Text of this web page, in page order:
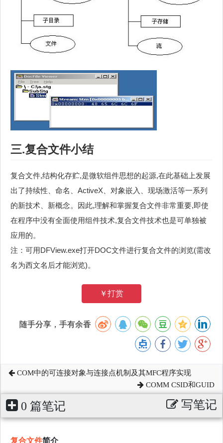
三.复合文件小结
复合文件,结构化存贮,是微软组件思想的起源,在此基础上发展
出了持续性、命名、ActiveX、对象嵌入、现场激活等一系列
的新技术、新概念。因此,理解和掌握复合文件非常重要,即使
在程序中没有全面使用组件技术,复合文件技术也是可单独被
应用的。
注：可用DFView.exe打开DOC文件进行复合文件的浏览(需改
名为西文名后才能浏览)。
￥打赏
随手分享，手有余香
COM中的可连接对象与连接点机制及其MFC程序实现
COMM CSID和GUID
0 篇笔记 写笔记
复合文件简介